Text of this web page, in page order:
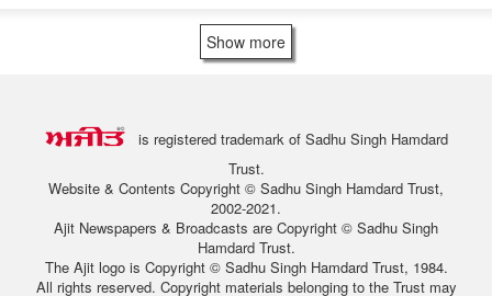
Show more
is registered trademark of Sadhu Singh Hamdard
Trust.
Website & Contents Copyright © Sadhu Singh Hamdard Trust,
2002-2021.
Ajit Newspapers & Broadcasts are Copyright © Sadhu Singh
Hamdard Trust.
The Ajit logo is Copyright © Sadhu Singh Hamdard Trust, 1984.
All rights reserved. Copyright materials belonging to the Trust may